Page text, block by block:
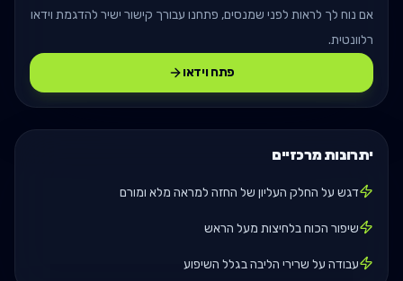
אם נוח לך לראות לפני שמנסים, פתחנו עבורך קישור ישיר להדגמת וידאו
רלוונטית.
פתח וידאו
יתרונות מרכזיים
דגש על החלק העליון של החזה למראה מלא ומורם
שיפור הכוח בלחיצות מעל הראש
עבודה על שרירי הליבה בגלל השיפוע